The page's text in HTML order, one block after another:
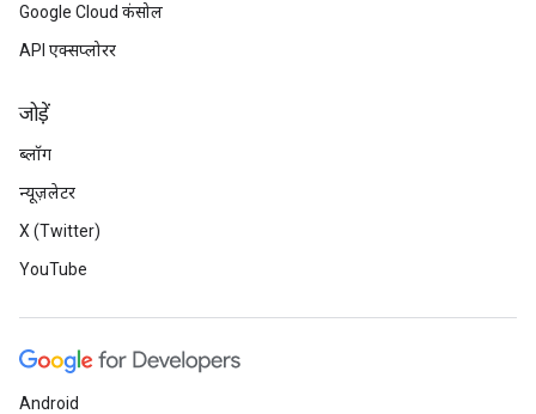
Google Cloud कंसोल
API एक्सप्लोरर
जोड़ें
ब्लॉग
न्यूज़लेटर
X (Twitter)
YouTube
Android